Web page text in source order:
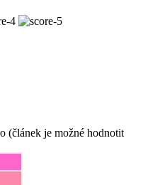
(článek je možné hodnotit